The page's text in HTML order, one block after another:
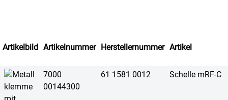
Artikelbild Artikelnummer Herstellernummer Artikel
7000
00144300
61 1581 0012 Schelle mRF-C